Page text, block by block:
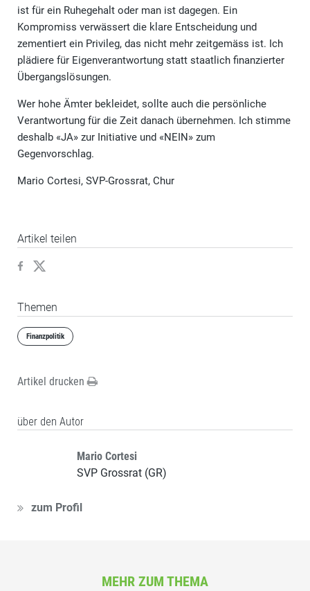
ist für ein Ruhegehalt oder man ist dagegen. Ein
Kompromiss verwässert die klare Entscheidung und
zementiert ein Privileg, das nicht mehr zeitgemäss ist. Ich
plädiere für Eigenverantwortung statt staatlich finanzierter
Übergangslösungen.
Wer hohe Ämter bekleidet, sollte auch die persönliche
Verantwortung für die Zeit danach übernehmen. Ich stimme
deshalb «JA» zur Initiative und «NEIN» zum
Gegenvorschlag.
Mario Cortesi, SVP-Grossrat, Chur
Artikel teilen
Themen
Finanzpolitik
Artikel drucken
über den Autor
Mario Cortesi
SVP Grossrat (GR)
zum Profil
MEHR ZUM THEMA